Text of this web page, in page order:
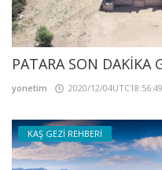
PATARA SON DAKİKA
yonetim 2020/12/04UTC18:56:49
KAŞ GEZİ REHBERİ